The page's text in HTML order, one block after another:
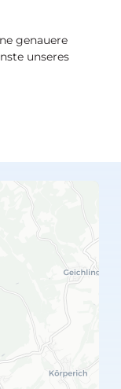
genauere
unseres